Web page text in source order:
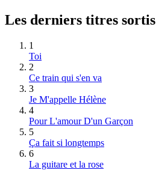
Les derniers titres sortis
1
Toi
2
Ce train qui s'en va
3
Je M'appelle Hélène
4
Pour L'amour D'un Garçon
5
Ça fait si longtemps
6
La guitare et la rose